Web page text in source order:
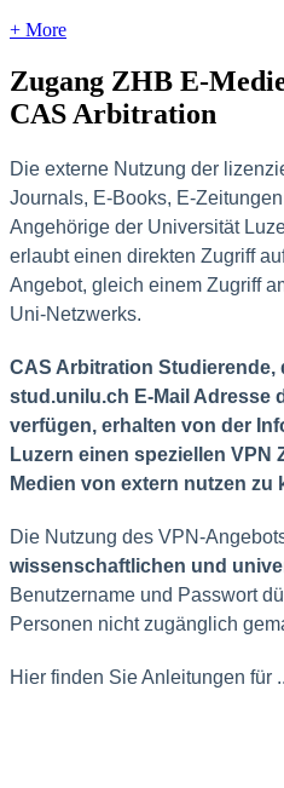
+ More
Zugang ZHB E-
CAS Arbitration
Die externe Nutzung der
Journals, E-Books, E-
Angehörige der Universität
erlaubt einen direkten Zugriff
Angebot, gleich einem Zugriff
Uni-Netzwerks.
CAS Arbitration Studierende,
stud.unilu.ch E-Mail Adresse
verfügen, erhalten von der
Luzern einen speziellen VPN
Medien von extern nutzen zu
Die Nutzung des VPN-
wissenschaftlichen und
Benutzername und Passwort
Personen nicht zugänglich
Hier finden Sie Anleitungen für